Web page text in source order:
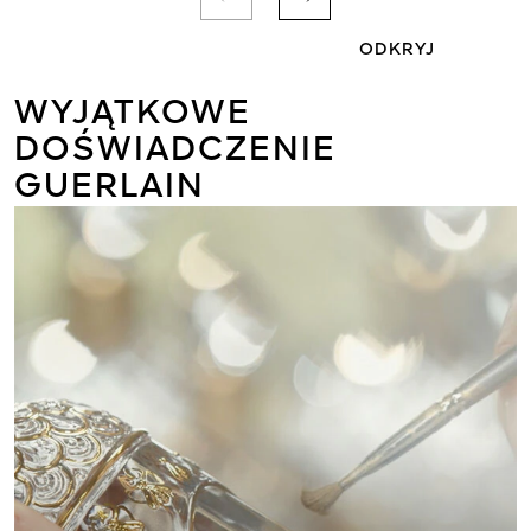
ODKRYJ
WYJĄTKOWE
DOŚWIADCZENIE
GUERLAIN